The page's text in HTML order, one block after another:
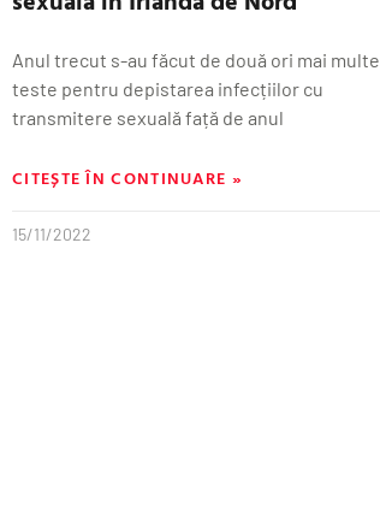
Anul trecut s-au făcut de două ori mai multe
teste pentru depistarea infecțiilor cu
transmitere sexuală față de anul
CITEȘTE ÎN CONTINUARE »
15/11/2022